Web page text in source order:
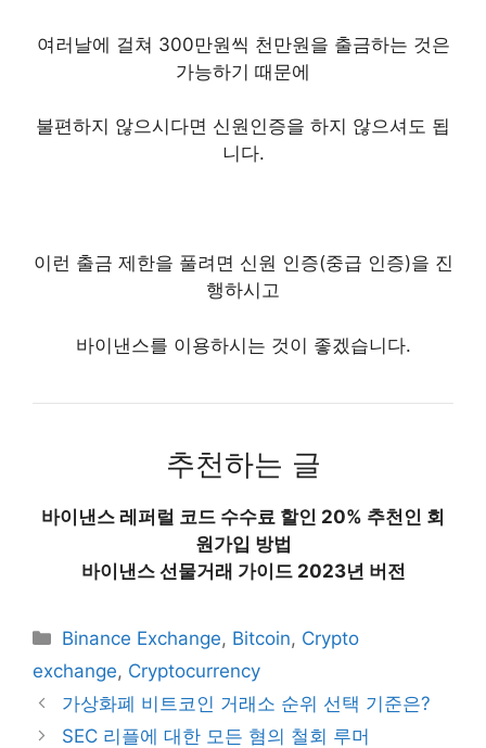
여러날에 걸쳐 300만원씩 천만원을 출금하는 것은
가능하기 때문에
불편하지 않으시다면 신원인증을 하지 않으셔도 됩
니다.
이런 출금 제한을 풀려면 신원 인증(중급 인증)을 진
행하시고
바이낸스를 이용하시는 것이 좋겠습니다.
추천하는 글
바이낸스 레퍼럴 코드 수수료 할인 20% 추천인 회
원가입 방법
바이낸스 선물거래 가이드 2023년 버전
Categories
Binance Exchange, Bitcoin, Crypto
exchange, Cryptocurrency
가상화폐 비트코인 거래소 순위 선택 기준은?
SEC 리플에 대한 모든 혐의 철회 루머